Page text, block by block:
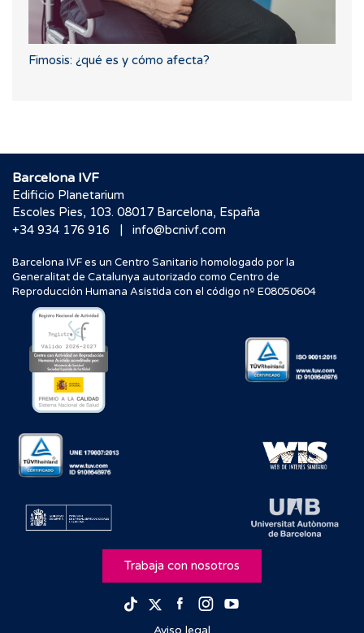
Fimosis: ¿qué es y cómo afecta?
Barcelona IVF
Edificio Planetarium
Escoles Pies, 103. 08017 Barcelona, España
+34 934 176 916
| info@bcnivf.com
Barcelona IVF es un Centro Sanitario homologado por la
Generalitat de Catalunya autorizado como Centro de
Reproducción Humana Asistida con el código nº E08050604
Trabaja con nosotros
TikTokTwitterFacebook
Instagram